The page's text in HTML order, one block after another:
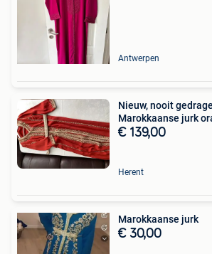
Antwerpen
Nieuw, nooit
Marokkaanse jurk
€ 139,00
Herent
Marokkaanse jurk
€ 30,00